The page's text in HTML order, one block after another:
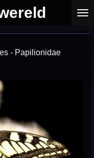
- Papilionidae